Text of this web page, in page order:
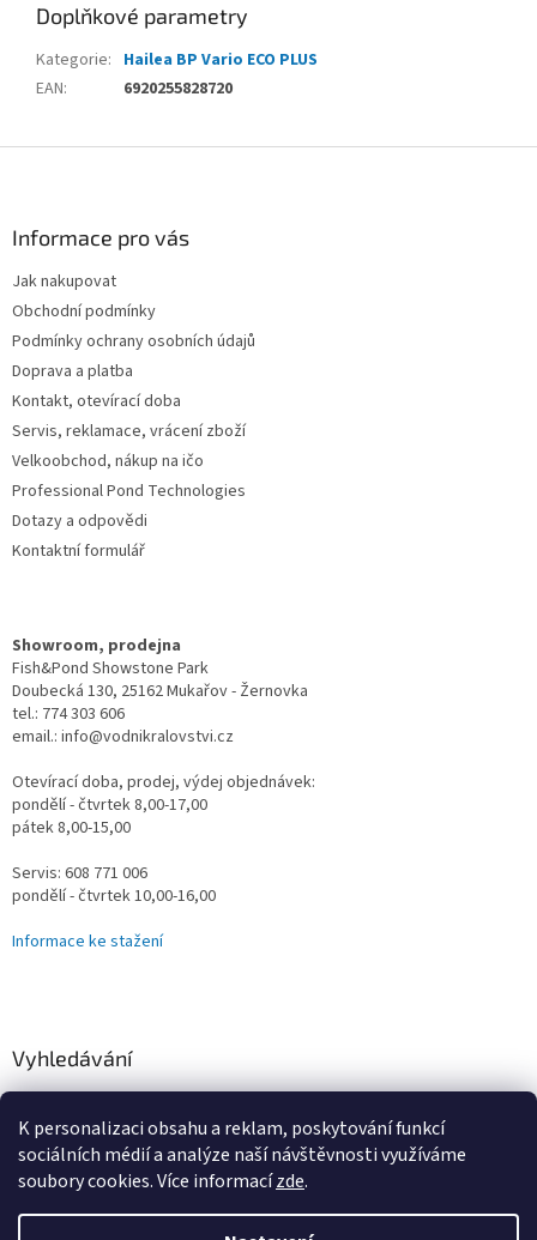
K personalizaci obsahu a reklam, poskytování funkcí
sociálních médií a analýze naší návštěvnosti využíváme
soubory cookies. Více informacízde.
Doplňkové parametry
Kategorie: Hailea BP Vario ECO PLUS
EAN: 6920255828720
Informace pro vás
Jak nakupovat
Obchodní podmínky
Podmínky ochrany osobních údajů
Doprava a platba
Kontakt, otevírací doba
Servis, reklamace, vrácení zboží
Velkoobchod, nákup na ičo
Professional Pond Technologies
Dotazy a odpovědi
Kontaktní formulář
Showroom, prodejna
Fish&Pond Showstone Park
Doubecká 130, 25162 Mukařov - Žernovka
tel.: 774 303 606
email.: info@vodnikralovstvi.cz
Otevírací doba, prodej, výdej objednávek:
pondělí - čtvrtek 8,00-17,00
pátek 8,00-15,00
Servis: 608 771 006
pondělí - čtvrtek 10,00-16,00
Informace ke stažení
Vyhledávání
HLEDAT